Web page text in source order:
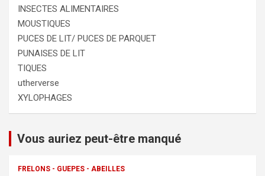
INSECTES ALIMENTAIRES
MOUSTIQUES
PUCES DE LIT/ PUCES DE PARQUET
PUNAISES DE LIT
TIQUES
utherverse
XYLOPHAGES
Vous auriez peut-être manqué
FRELONS - GUEPES - ABEILLES